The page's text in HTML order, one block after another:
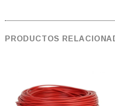
PRODUCTOS